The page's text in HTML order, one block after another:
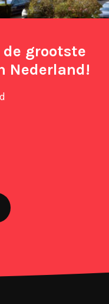
grootste
Nederland!